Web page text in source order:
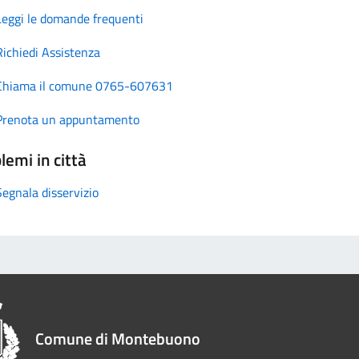
le domande frequenti
Assistenza
il comune 0765-607631
un appuntamento
in città
disservizio
Comune di Montebuono